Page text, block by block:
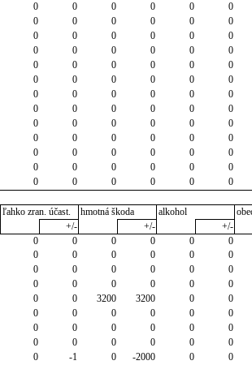
0 0 0 0 0 0
0 0 0 0 0 0
0 0 0 0 0 0
0 0 0 0 0 0
0 0 0 0 0 0
0 0 0 0 0 0
0 0 0 0 0 0
0 0 0 0 0 0
0 0 0 0 0 0
0 0 0 0 0 0
0 0 0 0 0 0
0 0 0 0 0 0
0 0 0 0 0 0
ľahko zran. účast. hmotná škoda alkohol
+/- +/- +/-
0 0 0 0 0 0
0 0 0 0 0 0
0 0 0 0 0 0
0 0 0 0 0 0
0 0 3200 3200 0 0
0 0 0 0 0 0
0 0 0 0 0 0
0 0 0 0 0 0
0 -1 0 -2000 0 0